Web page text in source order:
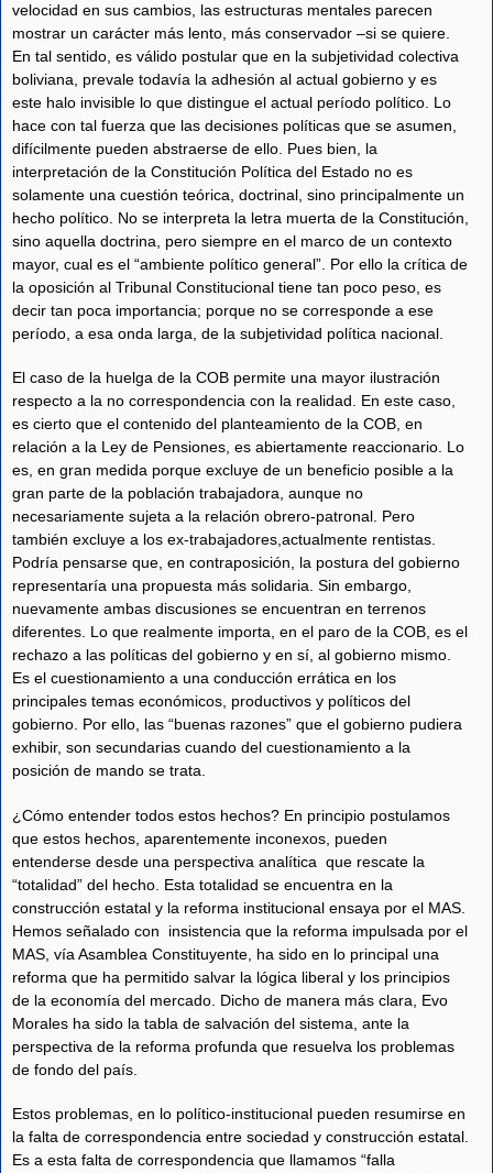
velocidad en sus cambios, las estructuras mentales parecen
mostrar un carácter más lento, más conservador –si se quiere.
En tal sentido, es válido postular que en la subjetividad colectiva
boliviana, prevale todavía la adhesión al actual gobierno y es
este halo invisible lo que distingue el actual período político. Lo
hace con tal fuerza que las decisiones políticas que se asumen,
difícilmente pueden abstraerse de ello. Pues bien, la
interpretación de la Constitución Política del Estado no es
solamente una cuestión teórica, doctrinal, sino principalmente un
hecho político. No se interpreta la letra muerta de la Constitución,
sino aquella doctrina, pero siempre en el marco de un contexto
mayor, cual es el “ambiente político general”. Por ello la crítica de
la oposición al Tribunal Constitucional tiene tan poco peso, es
decir tan poca importancia; porque no se corresponde a ese
período, a esa onda larga, de la subjetividad política nacional.
El caso de la huelga de la COB permite una mayor ilustración
respecto a la no correspondencia con la realidad. En este caso,
es cierto que el contenido del planteamiento de la COB, en
relación a la Ley de Pensiones, es abiertamente reaccionario. Lo
es, en gran medida porque excluye de un beneficio posible a la
gran parte de la población trabajadora, aunque no
necesariamente sujeta a la relación obrero-patronal. Pero
también excluye a los ex-trabajadores,actualmente rentistas.
Podría pensarse que, en contraposición, la postura del gobierno
representaría una propuesta más solidaria. Sin embargo,
nuevamente ambas discusiones se encuentran en terrenos
diferentes. Lo que realmente importa, en el paro de la COB, es el
rechazo a las políticas del gobierno y en sí, al gobierno mismo.
Es el cuestionamiento a una conducción errática en los
principales temas económicos, productivos y políticos del
gobierno. Por ello, las “buenas razones” que el gobierno pudiera
exhibir, son secundarias cuando del cuestionamiento a la
posición de mando se trata.
¿Cómo entender todos estos hechos? En principio postulamos
que estos hechos, aparentemente inconexos, pueden
entenderse desde una perspectiva analítica que rescate la
“totalidad” del hecho. Esta totalidad se encuentra en la
construcción estatal y la reforma institucional ensaya por el MAS.
Hemos señalado con insistencia que la reforma impulsada por el
MAS, vía Asamblea Constituyente, ha sido en lo principal una
reforma que ha permitido salvar la lógica liberal y los principios
de la economía del mercado. Dicho de manera más clara, Evo
Morales ha sido la tabla de salvación del sistema, ante la
perspectiva de la reforma profunda que resuelva los problemas
de fondo del país.
Estos problemas, en lo político-institucional pueden resumirse en
la falta de correspondencia entre sociedad y construcción estatal.
Es a esta falta de correspondencia que llamamos “falla